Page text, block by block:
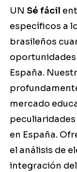
UN Sé fácil
específicos a
brasileños
oportunidades
España.
mercado
en España.
el análisis de
integración